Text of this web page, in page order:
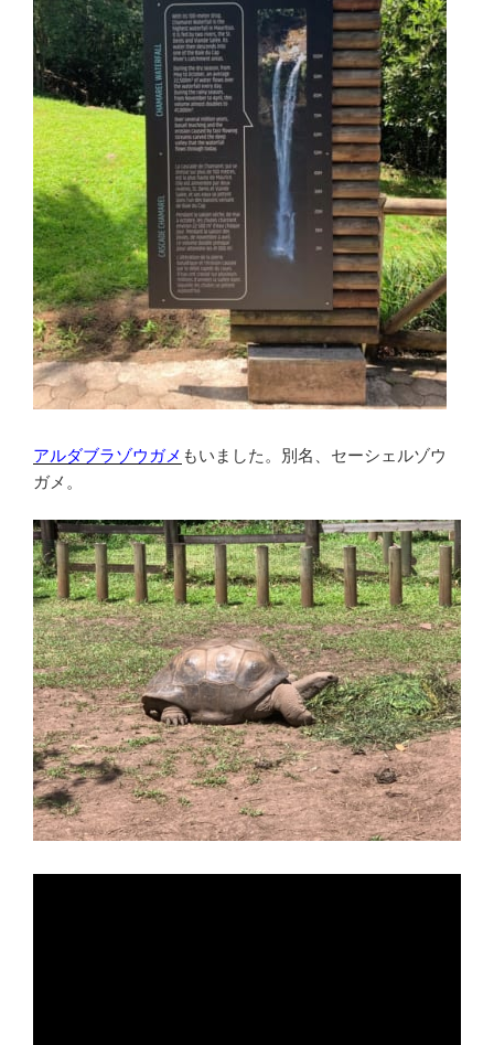
アルダブラゾウガメ もいました。別名、セーシェルゾウ
ガメ。